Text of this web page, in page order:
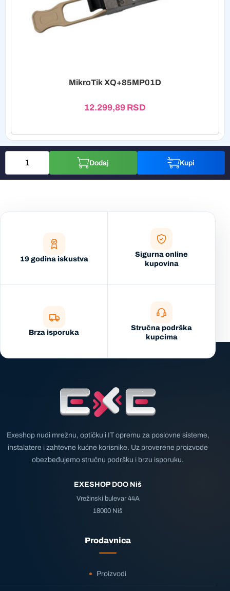
MikroTik XQ+85MP01D
12.299,89 RSD
Dodaj Kupi
19 godina iskustva
Sigurna online
kupovina
Brza isporuka
Stručna podrška
kupcima
Exeshop nudi mrežnu, optičku i IT opremu za poslovne sisteme,
instalatere i zahtevne kućne korisnike. Uz proverene proizvode
obezbeđujemo stručnu podršku i brzu isporuku.
EXESHOP DOO Niš
Vrežinski bulevar 44A
18000 Niš
Prodavnica
Proizvodi